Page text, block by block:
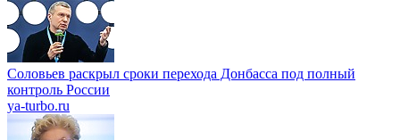
Соловьев раскрыл сроки перехода Донбасса под полный
контроль России
ya-turbo.ru